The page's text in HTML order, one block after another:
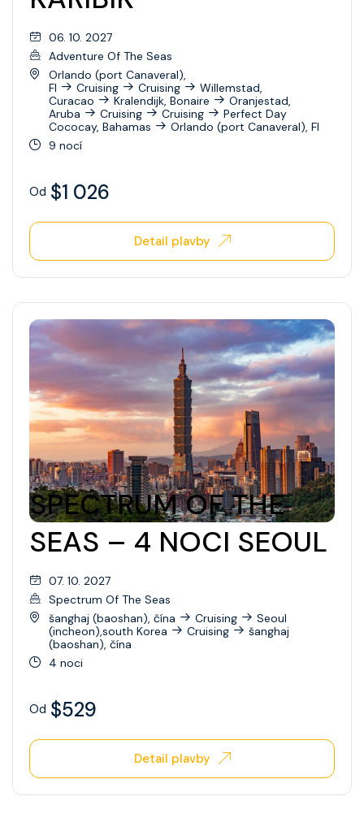
06. 10. 2027
Adventure Of The Seas
Orlando (port Canaveral),
Fl
Cruising Cruising
Willemstad,
Curacao
Kralendijk, Bonaire
Oranjestad,
Aruba
Cruising Cruising
Perfect Day
Cococay, Bahamas
Orlando (port Canaveral), Fl
9 nocí
Od $1 026
Detail plavby
SPECTRUM OF THE
SEAS – 4 NOCI SEOUL
07. 10. 2027
Spectrum Of The Seas
šanghaj (baoshan), čína
Cruising
Seoul
(incheon),south Korea
Cruising
šanghaj
(baoshan), čína
4 noci
Od $529
Detail plavby